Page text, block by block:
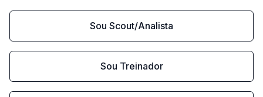
Sou Scout/Analista
Sou Treinador